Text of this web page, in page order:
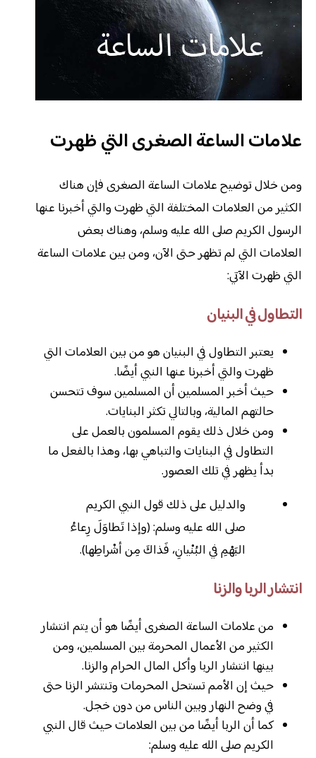
علامات الساعة الصغرى التي ظهرت
ومن خلال توضيح علامات الساعة الصغرى فإن هناك
الكثير من العلامات المختلفة التي ظهرت والتي أخبرنا عنها
الرسول الكريم صلى الله عليه وسلم، وهناك بعض
العلامات التي لم تظهر حتى الآن، ومن بين علامات الساعة
التي ظهرت الآتي:
التطاول في البنيان
يعتبر التطاول في البنيان هو من بين العلامات التي
ظهرت والتي أخبرنا عنها النبي أيضًا.
حيث أخبر المسلمين أن المسلمين سوف تتحسن
حالتهم المالية، وبالتالي تكثر البنايات.
ومن خلال ذلك يقوم المسلمون بالعمل على
التطاول في البنايات والتباهي بها، وهذا بالفعل ما
بدأ يظهر في تلك العصور.
والدليل على ذلك قول النبي الكريم
صلى الله عليه وسلم: (وإذا تَطاوَلَ رِعاءُ
البَهْمِ في البُنْيانِ، فَذاكَ مِن أشْراطِها).
انتشار الربا والزنا
من علامات الساعة الصغرى أيضًا هو أن يتم انتشار
الكثير من الأعمال المحرمة بين المسلمين، ومن
بينها انتشار الربا وأكل المال الحرام والزنا.
حيث إن الأمم تستحل المحرمات وتنتشر الزنا حتى
في وضح النهار وبين الناس من دون خجل.
كما أن الربا أيضًا من بين العلامات حيث قال النبي
الكريم صلى الله عليه وسلم: